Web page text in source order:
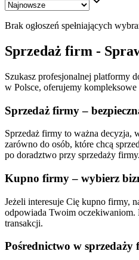
Brak ogłoszeń spełniających
Sprzedaż firm -
Szukasz profesjonalnej platformy
w Polsce, oferujemy kompleksowe
Sprzedaż firmy –
Sprzedaż firmy to ważna decyzja,
zarówno do osób, które chcą
po doradztwo przy sprzedaży firmy.
Kupno firmy – wybierz
Jeżeli interesuje Cię kupno firmy,
odpowiada Twoim oczekiwaniom.
transakcji.
Pośrednictwo w